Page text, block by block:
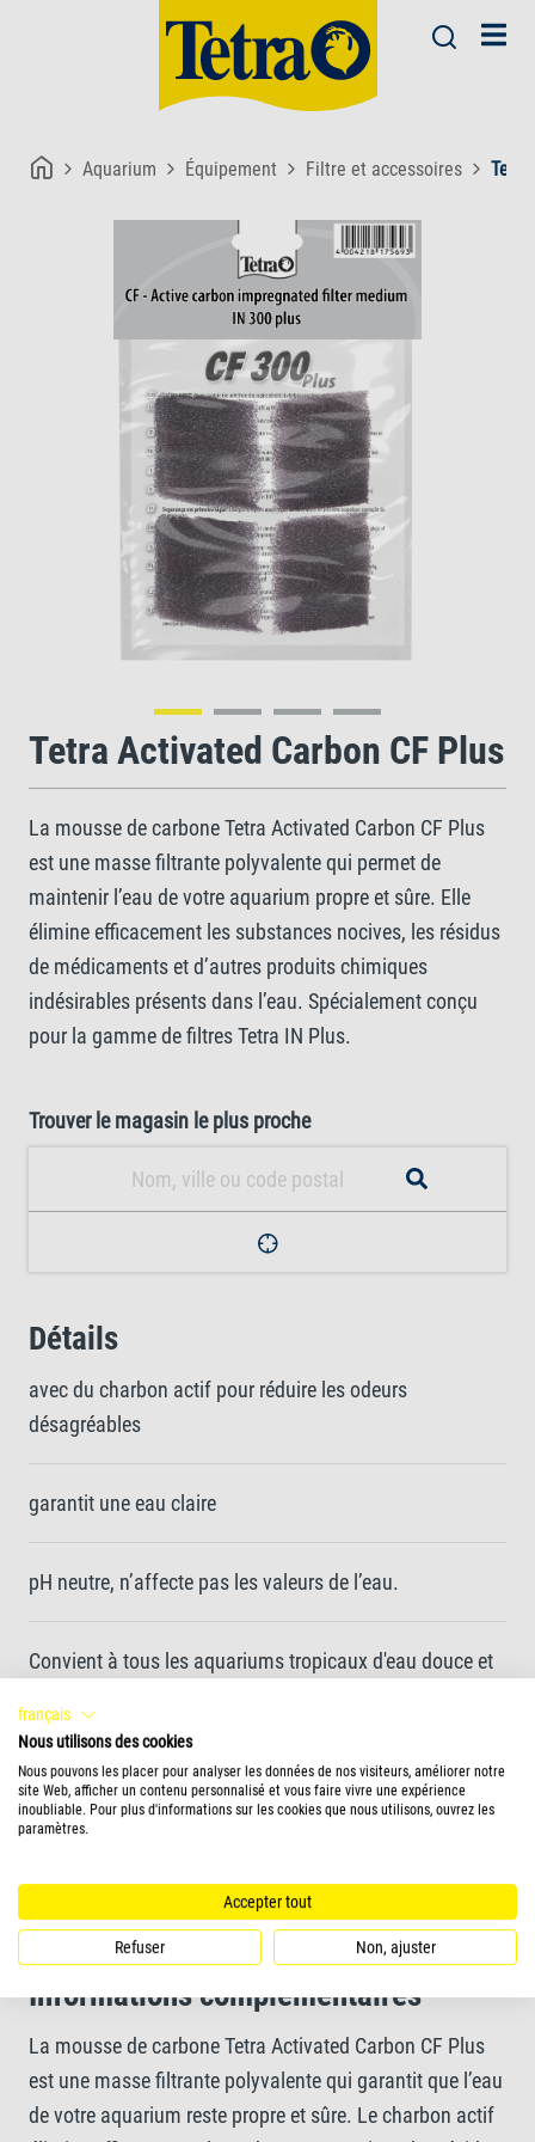
Aquarium Équipement Filtre et accessoires Tetra
Tetra Activated Carbon CF Plus
La mousse de carbone Tetra Activated Carbon CF Plus
est une masse filtrante polyvalente qui permet de
maintenir l’eau de votre aquarium propre et sûre. Elle
élimine efficacement les substances nocives, les résidus
de médicaments et d’autres produits chimiques
indésirables présents dans l’eau. Spécialement conçu
pour la gamme de filtres Tetra IN Plus.
Trouver le magasin le plus proche
Détails
avec du charbon actif pour réduire les odeurs
désagréables
garantit une eau claire
pH neutre, n’affecte pas les valeurs de l’eau.
Convient à tous les aquariums tropicaux d'eau douce et
Convient à la gamme de filtres Tetra IN.
Plus
Informations complémentaires
La mousse de carbone Tetra Activated Carbon CF Plus
est une masse filtrante polyvalente qui garantit que l’eau
de votre aquarium reste propre et sûre. Le charbon actif
français
Nous utilisons des cookies
Nous pouvons les placer pour analyser les données de nos visiteurs, améliorer notre
site Web, afficher un contenu personnalisé et vous faire vivre une expérience
inoubliable. Pour plus d'informations sur les cookies que nous utilisons, ouvrez les
paramètres.
Accepter tout
Refuser Non, ajuster